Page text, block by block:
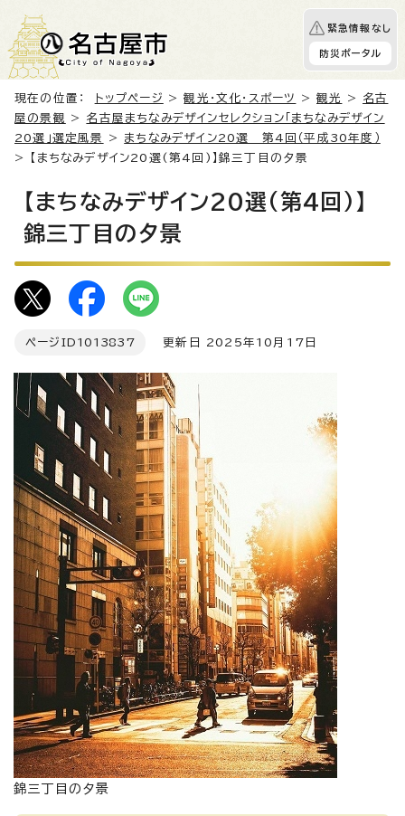
緊急情報なし
防災ポータル
現在の位置： トップページ >観光・文化・スポーツ >観光 > 名古
屋の景観
> 名古屋まちなみデザインセレクション「まちなみデザイン
20選」選定風景
> まちなみデザイン20選 第4回（平成30年度）
> 【まちなみデザイン20選(第4回)】錦三丁目の夕景
【まちなみデザイン20選(第4回)】
錦三丁目の夕景
ページID 1013837 更新日 2025年10月17日
錦三丁目の夕景